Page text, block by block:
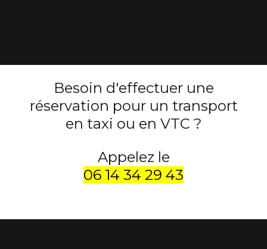
Besoin d'effectuer une
réservation pour un transport
en taxi ou en VTC ?
Appelez le
06 14 34 29 43